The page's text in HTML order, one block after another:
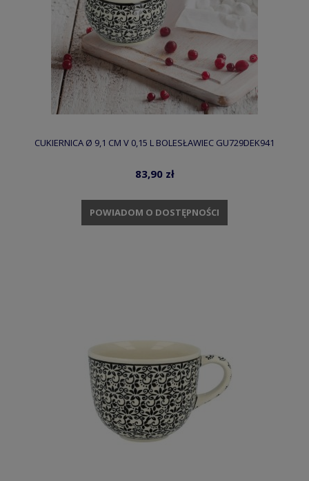
CUKIERNICA Ø 9,1 CM V 0,15 L BOLESŁAWIEC GU729DEK941
83,90 zł
POWIADOM O DOSTĘPNOŚCI